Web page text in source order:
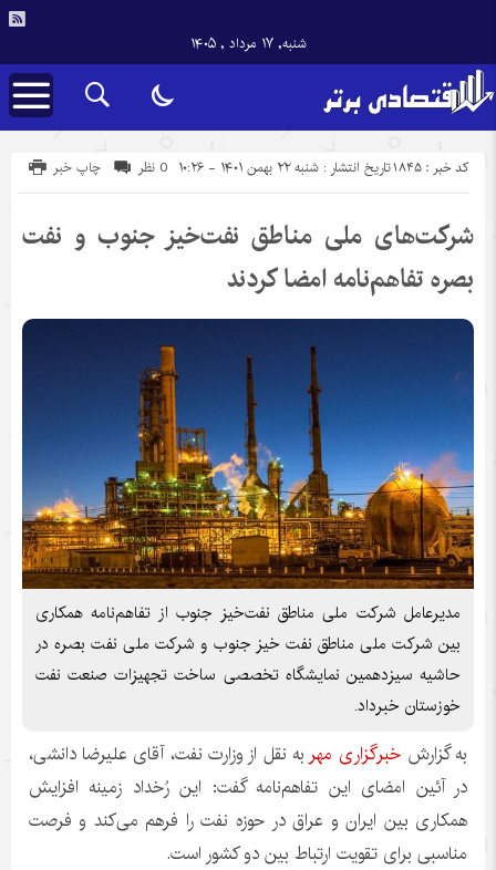
شنبه, ۱۷ مرداد , ۱۴۰۵
تاریخ انتشار : شنبه ۲۲ بهمن ۱۴۰۱ - ۱۰:۲۶ کد خبر : 1845 چاپ خبر 0 نظر
شرکت‌های ملی مناطق نفت‌خیز جنوب و نفت
بصره تفاهم‌نامه امضا کردند
مدیرعامل شرکت ملی مناطق نفت‌خیز جنوب از تفاهم‌نامه همکاری
بین شرکت ملی مناطق نفت خیز جنوب و شرکت ملی نفت بصره در
حاشیه سیزدهمین نمایشگاه تخصصی ساخت تجهیزات صنعت نفت
خوزستان خبرداد.
به گزارش خبرگزاری مهر به نقل از وزارت نفت، آقای علیرضا دانشی،
در آئین امضای این تفاهم‌نامه گفت: این رُخداد زمینه افزایش
همکاری بین ایران و عراق در حوزه نفت را فرهم می‌کند و فرصت
مناسبی برای تقویت ارتباط بین دو کشور است.